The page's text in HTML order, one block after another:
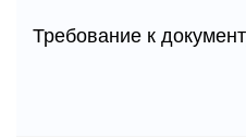
Требование к